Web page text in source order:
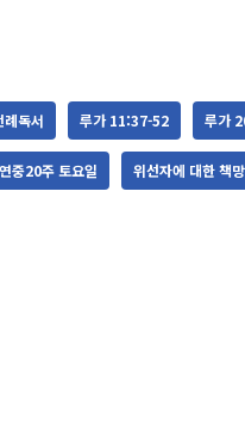
례독서 루가 11:37-52 루가
연중20주 토요일 위선자에 대한 책망